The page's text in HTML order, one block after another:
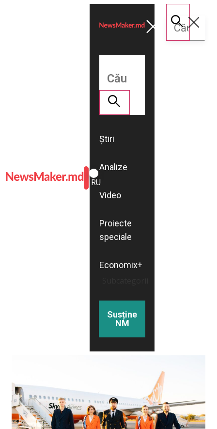
ROMÂNĂ
RU
Știri
Analize
Video
Proiecte
speciale
Economix+
Susține
NM